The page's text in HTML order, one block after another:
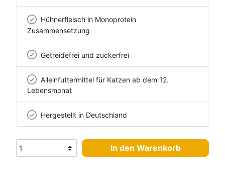
Hühnerfleisch in Monoprotein
Zusammensetzung
Getreidefrei und zuckerfrei
Alleinfuttermittel für Katzen ab dem 12.
Lebensmonat
Hergestellt in Deutschland
In den Warenkorb